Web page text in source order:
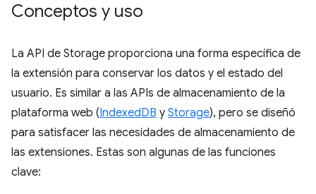
Conceptos y uso
La API de Storage proporciona una forma específica de
la extensión para conservar los datos y el estado del
usuario. Es similar a las APIs de almacenamiento de la
plataforma web (IndexedDB y Storage), pero se diseñó
para satisfacer las necesidades de almacenamiento de
las extensiones. Estas son algunas de las funciones
clave: